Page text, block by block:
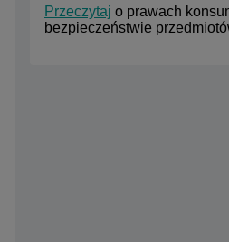
Przeczytaj o prawach
bezpieczeństwie